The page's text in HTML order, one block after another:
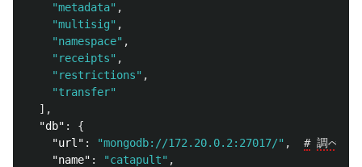
"metadata" ,
"multisig" ,
"namespace" ,
"receipts" ,
"restrictions" ,
"transfer"
],
"db" :
{
"url" : "mongodb://172.20.0.2:27017/" , # 調べた
"name" : "catapult" ,